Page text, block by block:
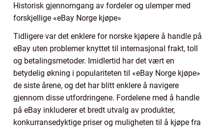
Historisk gjennomgang av fordeler og ulemper med
forskjellige «eBay Norge kjøpe»
Tidligere var det enklere for norske kjøpere å handle på
eBay uten problemer knyttet til internasjonal frakt, toll
og betalingsmetoder. Imidlertid har det vært en
betydelig økning i populariteten til «eBay Norge kjøpe»
de siste årene, og det har blitt enklere å navigere
gjennom disse utfordringene. Fordelene med å handle
på eBay inkluderer et bredt utvalg av produkter,
konkurransedyktige priser og muligheten til å kjøpe fra